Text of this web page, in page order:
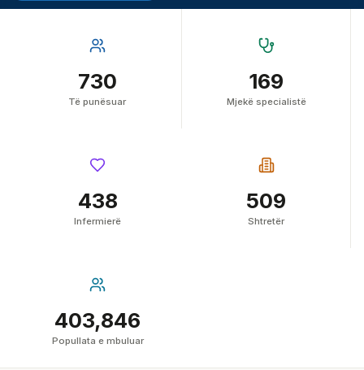
730
Të punësuar
169
Mjekë specialistë
438
Infermierë
509
Shtretër
403,846
Popullata e mbuluar